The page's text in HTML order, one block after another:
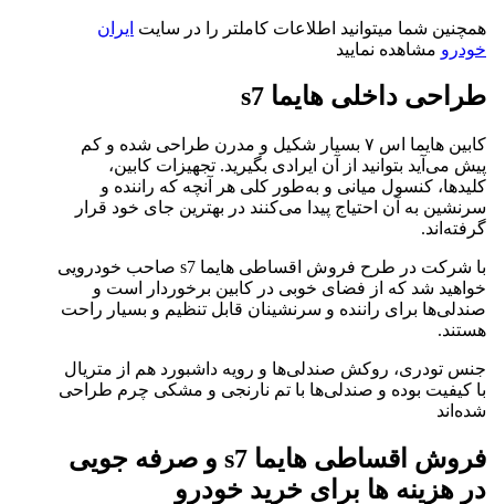
همچنین شما میتوانید اطلاعات کاملتر را در سایت ایران
خودرو مشاهده نمایید
طراحی داخلی هایما s7
کابین هایما اس ۷ بسیار شکیل و مدرن طراحی شده و کم
پیش می‌آید بتوانید از آن ایرادی بگیرید. تجهیزات کابین،
کلید‌ها، کنسول میانی و به‌طور کلی هر آنچه که راننده و
سرنشین به آن احتیاج پیدا می‌کنند در بهترین جای خود قرار
گرفته‌اند.
با شرکت در طرح فروش اقساطی هایما s7 صاحب خودرویی
خواهید شد که از فضای خوبی در کابین برخوردار است و
صندلی‌ها برای راننده و سرنشینان قابل تنظیم و بسیار راحت
هستند.
جنس تودری، روکش صندلی‌ها و رویه داشبورد هم از متریال
با کیفیت بوده و صندلی‌ها با تم نارنجی و مشکی چرم طراحی
شده‌‌اند
فروش اقساطی هایما s7 و صرفه جویی
در هزینه ها برای خرید خودرو